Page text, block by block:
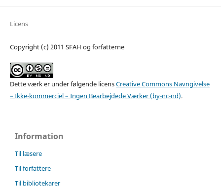
Licens
Copyright (c) 2011 SFAH og forfatterne
Dette værk er under følgende licensCreative Commons Navngivelse
– Ikke-kommerciel – Ingen Bearbejdede Værker (by-nc-nd).
Information
Til læsere
Til forfattere
Til bibliotekarer